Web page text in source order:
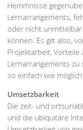
Hemmnisse
Lernarrangements,
oder nicht
können. Es gilt also,
Projektarbeit, Vorteile
Lernarrangements
so einfach wie
Umsetzbarkeit
Die zeit- und
und die ubiquitäre